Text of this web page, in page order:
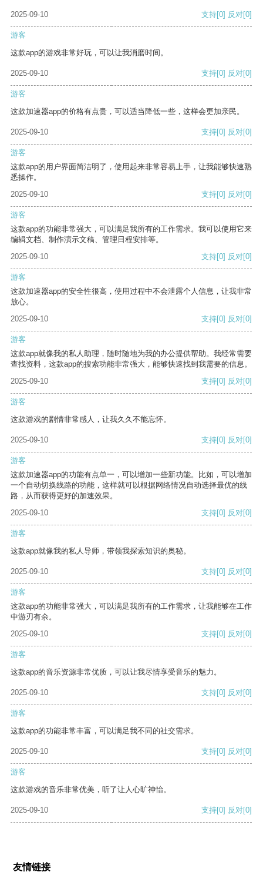
2025-09-10 支持[0] 反对[0]
游客
这款app的游戏非常好玩，可以让我消磨时间。
2025-09-10 支持[0] 反对[0]
游客
这款加速器app的价格有点贵，可以适当降低一些，这样会更加亲民。
2025-09-10 支持[0] 反对[0]
游客
这款app的用户界面简洁明了，使用起来非常容易上手，让我能够快速熟
悉操作。
2025-09-10
支持[0] 反对[0]
游客
这款app的功能非常强大，可以满足我所有的工作需求。我可以使用它来
编辑文档、制作演示文稿、管理日程安排等。
2025-09-10
支持[0] 反对[0]
游客
这款加速器app的安全性很高，使用过程中不会泄露个人信息，让我非常
放心。
2025-09-10
支持[0] 反对[0]
游客
这款app就像我的私人助理，随时随地为我的办公提供帮助。我经常需要
查找资料，这款app的搜索功能非常强大，能够快速找到我需要的信息。
2025-09-10
支持[0] 反对[0]
游客
这款游戏的剧情非常感人，让我久久不能忘怀。
2025-09-10 支持[0] 反对[0]
游客
这款加速器app的功能有点单一，可以增加一些新功能。比如，可以增加
一个自动切换线路的功能，这样就可以根据网络情况自动选择最优的线
路，从而获得更好的加速效果。
2025-09-10
支持[0] 反对[0]
游客
这款app就像我的私人导师，带领我探索知识的奥秘。
2025-09-10 支持[0] 反对[0]
游客
这款app的功能非常强大，可以满足我所有的工作需求，让我能够在工作
中游刃有余。
2025-09-10
支持[0] 反对[0]
游客
这款app的音乐资源非常优质，可以让我尽情享受音乐的魅力。
2025-09-10 支持[0] 反对[0]
游客
这款app的功能非常丰富，可以满足我不同的社交需求。
2025-09-10 支持[0] 反对[0]
游客
这款游戏的音乐非常优美，听了让人心旷神怡。
2025-09-10 支持[0] 反对[0]
友情链接